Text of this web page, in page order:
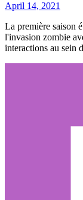
April 14, 2021
La première saison
l'invasion zombie
interactions au sein